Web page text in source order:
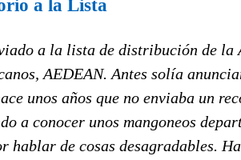
a la Lista
a la lista de distribución de la
AEDEAN. Antes solía
unos años que no enviaba un
a conocer unos mangoneos
hablar de cosas desagradables.